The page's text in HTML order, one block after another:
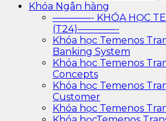
Khóa Ngân hàng
————- KHÓA HỌC
(T24)————-
Khóa học Temenos
Banking System
Khóa học Temenos
Concepts
Khóa học Temenos
Customer
Khóa học Temenos